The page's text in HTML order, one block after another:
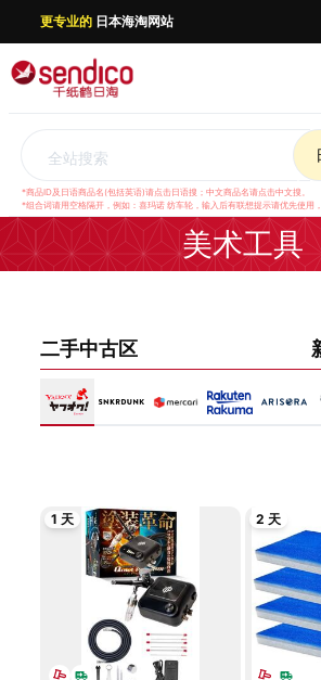
更专业的日本海淘网站
全站搜索
*商品ID及日语商品名(包括英语)请点击日语搜；中文商品名请点击中文搜。
*组合词请用空格隔开，例如：喜玛诺 纺车轮，输入后有联想提示请优先使用
美术工具
二手中古区
1 天 2 天